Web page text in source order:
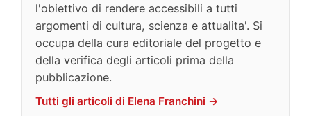
l'obiettivo di rendere accessibili a tutti
argomenti di cultura, scienza e attualita'. Si
occupa della cura editoriale del progetto e
della verifica degli articoli prima della
pubblicazione.
Tutti gli articoli di Elena Franchini →